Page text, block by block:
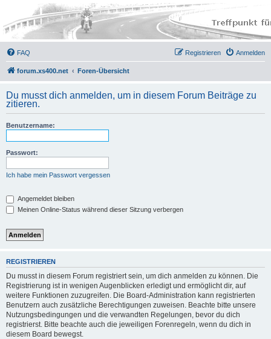
FAQ Anmelden
Registrieren
forum.xs400.net Foren-Übersicht
Du musst dich anmelden, um in diesem Forum Beiträge zu
zitieren.
Benutzername:
Passwort:
Ich habe mein Passwort vergessen
Angemeldet bleiben
Meinen Online-Status während dieser Sitzung verbergen
REGISTRIEREN
Du musst in diesem Forum registriert sein, um dich anmelden zu können. Die
Registrierung ist in wenigen Augenblicken erledigt und ermöglicht dir, auf
weitere Funktionen zuzugreifen. Die Board-Administration kann registrierten
Benutzern auch zusätzliche Berechtigungen zuweisen. Beachte bitte unsere
Nutzungsbedingungen und die verwandten Regelungen, bevor du dich
registrierst. Bitte beachte auch die jeweiligen Forenregeln, wenn du dich in
diesem Board bewegst.